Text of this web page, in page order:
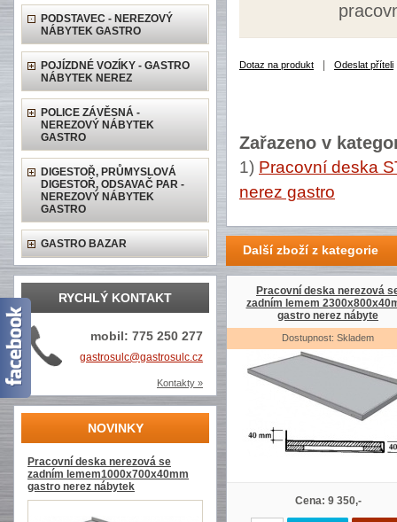
PODSTAVEC - NEREZOVÝ
NÁBYTEK GASTRO
POJÍZDNÉ VOZÍKY - GASTRO
NÁBYTEK NEREZ
POLICE ZÁVĚSNÁ -
NEREZOVÝ NÁBYTEK
GASTRO
DIGESTOŘ, PRŮMYSLOVÁ
DIGESTOŘ, ODSAVAČ PAR -
NEREZOVÝ NÁBYTEK
GASTRO
GASTRO BAZAR
RYCHLÝ KONTAKT
mobil: 775 250 277
gastrosulc@gastrosulc.cz
Kontakty »
NOVINKY
Pracovní deska nerezová se
zadním lemem1000x700x40mm
gastro nerez nábytek
Dotaz na produkt Odeslat příteli
Zařazeno v
1) Pracovní deska
nerez gastro
Další zboží z kategorie
Pracovní deska nerezová
zadním lemem
gastro nerez nábyte
Dostupnost: Skladem
Cena: 9 350,-